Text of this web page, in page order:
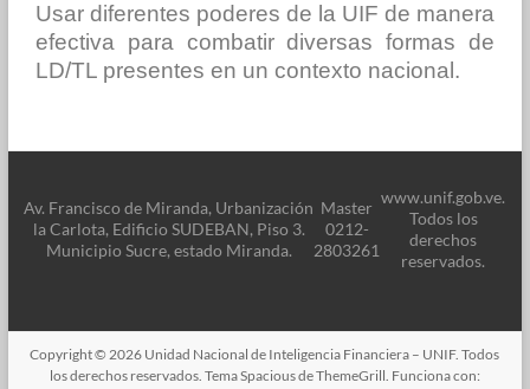
Usar diferentes poderes de la UIF de manera
efectiva para combatir diversas formas de
LD/TL presentes en un contexto nacional.
Av. Francisco de Miranda, Urbanización
la Carlota, Edificio SUDEBAN, Piso 3.
Municipio Sucre, estado Miranda.
Master
0212-
2803261
www.unif.gob.ve.
Todos los
derechos
reservados.
Copyright © 2026 Unidad Nacional de Inteligencia Financiera – UNIF. Todos
los derechos reservados. TemaSpaciousde ThemeGrill. Funciona con: